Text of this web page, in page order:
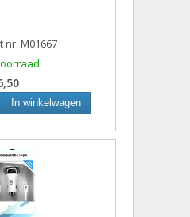
nr: M01667
In winkelwagen